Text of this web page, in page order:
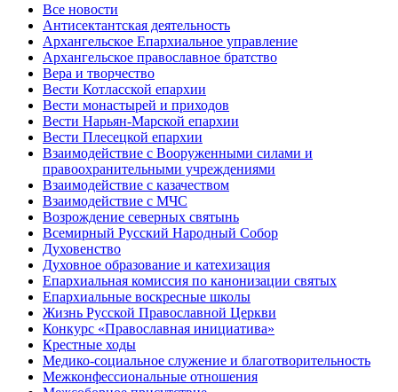
Все новости
Антисектантская деятельность
Архангельское Епархиальное управление
Архангельское православное братство
Вера и творчество
Вести Котласской епархии
Вести монастырей и приходов
Вести Нарьян-Марской епархии
Вести Плесецкой епархии
Взаимодействие с Вооруженными силами и
правоохранительными учреждениями
Взаимодействие с казачеством
Взаимодействие с МЧС
Возрождение северных святынь
Всемирный Русский Народный Собор
Духовенство
Духовное образование и катехизация
Епархиальная комиссия по канонизации святых
Епархиальные воскресные школы
Жизнь Русской Православной Церкви
Конкурс «Православная инициатива»
Крестные ходы
Медико-социальное служение и благотворительность
Межконфессиональные отношения